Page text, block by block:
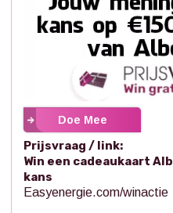
Doe Mee
Prijsvraag / link:
Win een cadeaukaart
kans
Easyenergie.com/winactie